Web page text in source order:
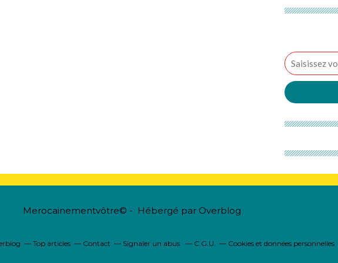
Merocainementvôtre© - Hébergé par Overblog
Top articles Contact Signaler un abus C.G.U. Cookies et données personnelles